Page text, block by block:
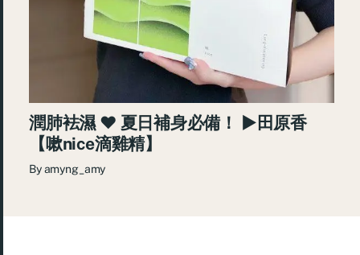
潤肺袪濕 ♥ 夏日補身必備！ ►田原香
【嗽nice滴雞精】
Byamyng_amy